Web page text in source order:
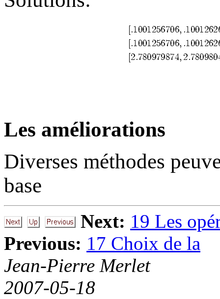
Les améliorations
Diverses méthodes
base
Next: 19 Les
Previous: 17 Choix de la
Jean-Pierre Merlet
2007-05-18